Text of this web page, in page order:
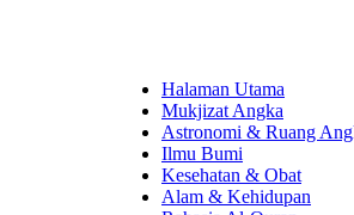
Halaman Utama
Mukjizat Angka
Astronomi & Ruang
Ilmu Bumi
Kesehatan & Obat
Alam & Kehidupan